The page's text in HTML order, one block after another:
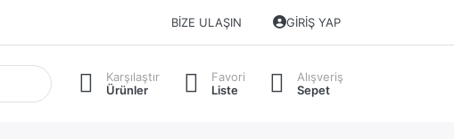
BIZE ULAŞIN GIRIŞ YAP
Karşılaştır
Ürünler
Favori
Liste
Alışveriş
Sepet